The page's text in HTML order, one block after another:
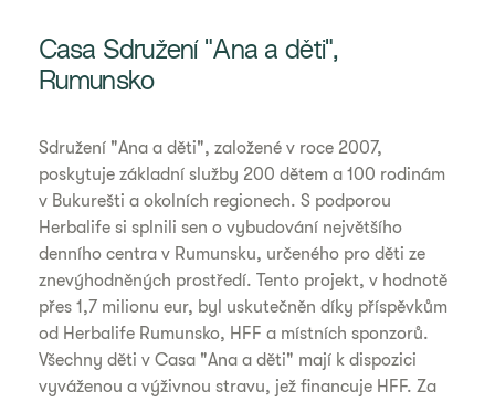
Casa Sdružení "Ana a děti",
Rumunsko
Sdružení "Ana a děti", založené v roce 2007,
poskytuje základní služby 200 dětem a 100 rodinám
v Bukurešti a okolních regionech. S podporou
Herbalife si splnili sen o vybudování největšího
denního centra v Rumunsku, určeného pro děti ze
znevýhodněných prostředí. Tento projekt, v hodnotě
přes 1,7 milionu eur, byl uskutečněn díky příspěvkům
od Herbalife Rumunsko, HFF a místních sponzorů.
Všechny děti v Casa "Ana a děti" mají k dispozici
vyváženou a výživnou stravu, jež financuje HFF. Za